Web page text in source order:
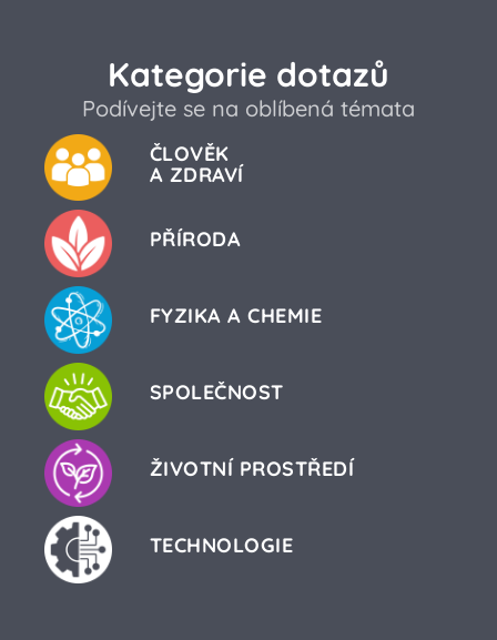
Kategorie dotazů
Podívejte se na oblíbená témata
ČLOVĚK
A ZDRAVÍ
PŘÍRODA
FYZIKA A CHEMIE
SPOLEČNOST
ŽIVOTNÍ PROSTŘEDÍ
TECHNOLOGIE